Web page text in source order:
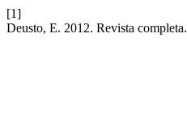
[1]
Deusto, E. 2012. Revista completa.